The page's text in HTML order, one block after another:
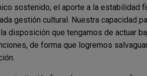
sostenido, el aporte a la estabilidad
gestión cultural. Nuestra capacidad
disposición que tengamos de actuar
de forma que logremos